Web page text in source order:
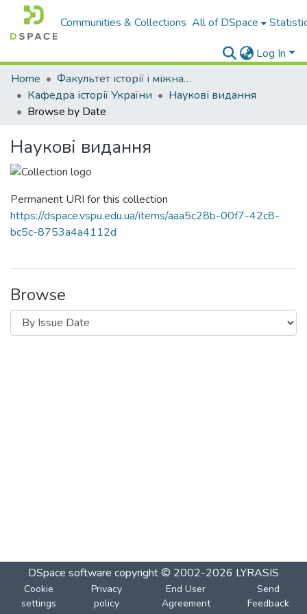
Communities & Collections All of DSpace
Log In
Home
Факультет історії і міжнародних відносин
Кафедра історії України
Наукові видання
Browse by Date
Наукові видання
Permanent URI for this collection
https://dspace.vspu.edu.ua/items/aaa5c28b-00f7-42c8-
bc5c-8753a4a4112d
Browse
DSpace software copyright © 2002-2026 LYRASIS
Cookie
settings
Privacy
policy
End User
Agreement
Send
Feedback